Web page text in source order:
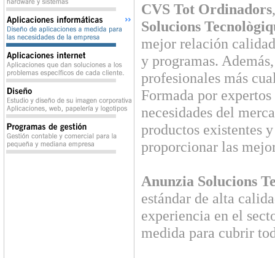
CVS Tot Ordinadors
Solucions
mejor relación
y programas.
profesionales más
Formada por
necesidades del
productos existentes
proporcionar las
Anunzia Solucions
estándar de alta
experiencia en el
medida para cubrir